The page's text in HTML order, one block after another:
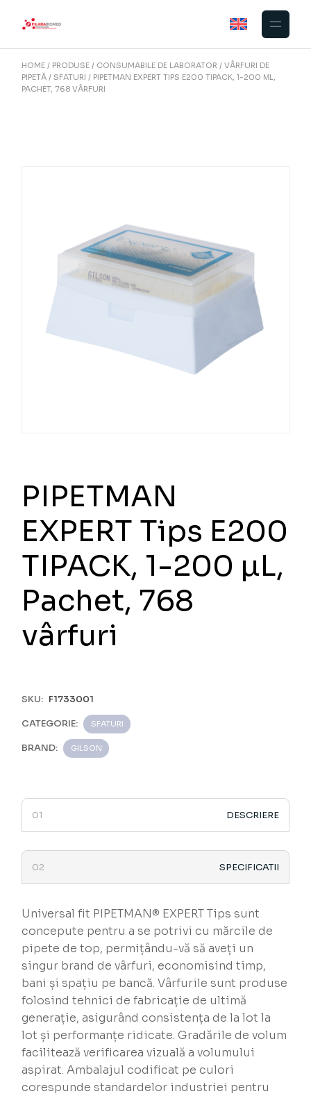
HOME PRODUSE CONSUMABILE DE LABORATOR
VÂRFURI DE
PIPETĂ
SFATURI
PIPETMAN EXPERT TIPS E200 TIPACK, 1-200 ΜL,
PACHET, 768 VÂRFURI
PIPETMAN
EXPERT Tips E200
TIPACK, 1-200 µL,
Pachet, 768
vârfuri
SKU: F1733001
CATEGORIE: SFATURI
BRAND: GILSON
DESCRIERE
SPECIFICATII
Universal fit PIPETMAN® EXPERT Tips sunt
concepute pentru a se potrivi cu mărcile de
pipete de top, permițându-vă să aveți un
singur brand de vârfuri, economisind timp,
bani și spațiu pe bancă. Vârfurile sunt produse
folosind tehnici de fabricație de ultimă
generație, asigurând consistența de la lot la
lot și performanțe ridicate. Gradările de volum
facilitează verificarea vizuală a volumului
aspirat. Ambalajul codificat pe culori
corespunde standardelor industriei pentru